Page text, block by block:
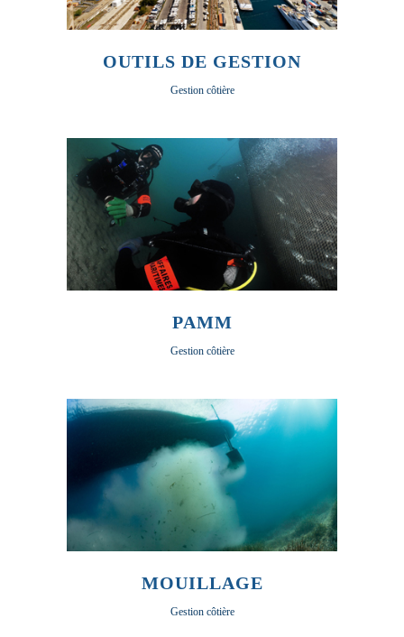
OUTILS DE GESTION
Gestion côtière
PAMM
Gestion côtière
MOUILLAGE
Gestion côtière